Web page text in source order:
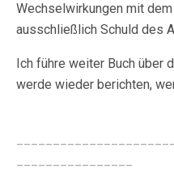
Wechselwirkungen mit
ausschließlich Schuld des
Ich führe weiter Buch über
werde wieder berichten,